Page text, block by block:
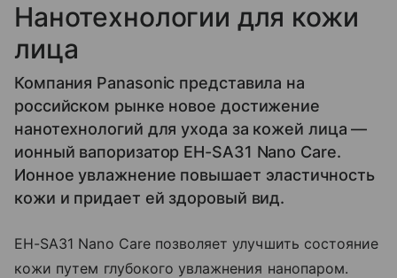
Нанотехнологии для кожи
лица
Компания Panasonic представила на
российском рынке новое достижение
нанотехнологий для ухода за кожей лица —
ионный вапоризатор EH-SA31 Nano Care.
Ионное увлажнение повышает эластичность
кожи и придает ей здоровый вид.
EH-SA31 Nano Care позволяет улучшить состояние
кожи путем глубокого увлажнения нанопаром.